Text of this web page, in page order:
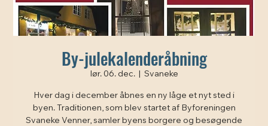
By-julekalenderåbning
lør. 06. dec.
  |
Svaneke
Hver dag i december åbnes en ny låge et nyt sted i
byen. Traditionen, som blev startet af Byforeningen
Svaneke Venner, samler byens borgere og besøgende